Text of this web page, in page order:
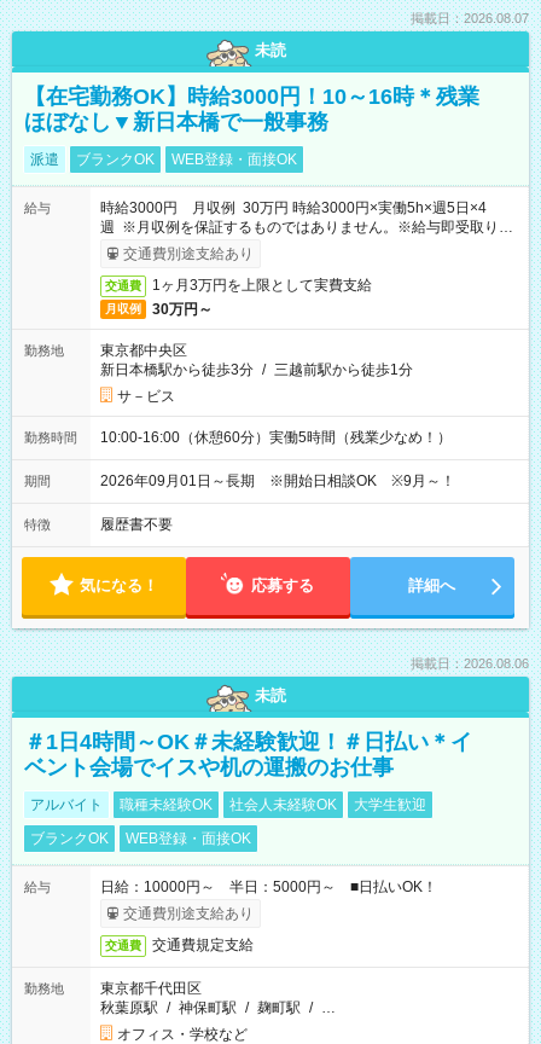
掲載日：2026.08.07
未読
【在宅勤務OK】時給3000円！10～16時＊残業
ほぼなし▼新日本橋で一般事務
派遣 ブランクOK WEB登録・面接OK
給与
時給3000円 月収例 30万円 時給3000円×実働5h×週5日×4
週 ※月収例を保証するものではありません。※給与即受取りサ
ービス利用可（利用条件有）
交通費別途支給あり
交通費 1ヶ月3万円を上限として実費支給
月収例 30万円～
勤務地
東京都中央区
新日本橋駅から徒歩3分 / 三越前駅から徒歩1分
サ－ビス
勤務時間 10:00-16:00（休憩60分）実働5時間（残業少なめ！）
期間 2026年09月01日～長期 ※開始日相談OK ※9月～！
特徴 履歴書不要
気になる！ 応募する 詳細へ
掲載日：2026.08.06
未読
＃1日4時間～OK＃未経験歓迎！＃日払い＊イ
ベント会場でイスや机の運搬のお仕事
アルバイト 職種未経験OK 社会人未経験OK
大学生歓迎
ブランクOK
WEB登録・面接OK
給与
日給：10000円～ 半日：5000円～ ■日払いOK！
交通費別途支給あり
交通費 交通費規定支給
勤務地
東京都千代田区
秋葉原駅 / 神保町駅 / 麹町駅 / …
オフィス・学校など